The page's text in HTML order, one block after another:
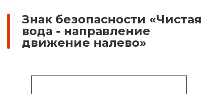
Паспорта объектов (щиты для
национальных проектов)
Светодиодные дорожные знаки
Знак безопасности «Чистая
вода - направление
движение налево»